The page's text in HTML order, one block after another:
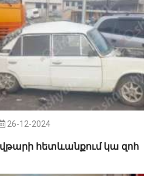
26-12-2024
հետևանքում կա զոհ